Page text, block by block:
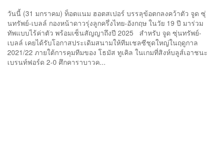
วันนี้ (31 มกราคม) ท็อตแนม ฮอตสเปอร์ บรรลุข้อตกลงคว้าตัว จูด ซุ่
นทรัพย์-เบลล์ กองหน้าดาวรุ่งลูกครึ่งไทย-อังกฤษ ในวัย 19 ปี มาร่วม
ทัพแบบไร้ค่าตัว พร้อมเซ็นสัญญาถึงปี 2025 สำหรับ จูด ซุ่นทรัพย์-
เบลล์ เคยได้รับโอกาสประเดิมสนามให้ทีมเชลซีชุดใหญ่ในฤดูกาล
2021/22 ภายใต้การคุมทีมของ โธมัส ทูเคิล ในเกมที่สิงห์บลูส์เอาชนะ
เบรนท์ฟอร์ด 2-0 ศึกคาราบาวค...